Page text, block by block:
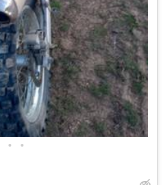
• •